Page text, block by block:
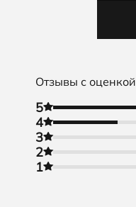
Отзывы с оценкой
5
4
3
2
1